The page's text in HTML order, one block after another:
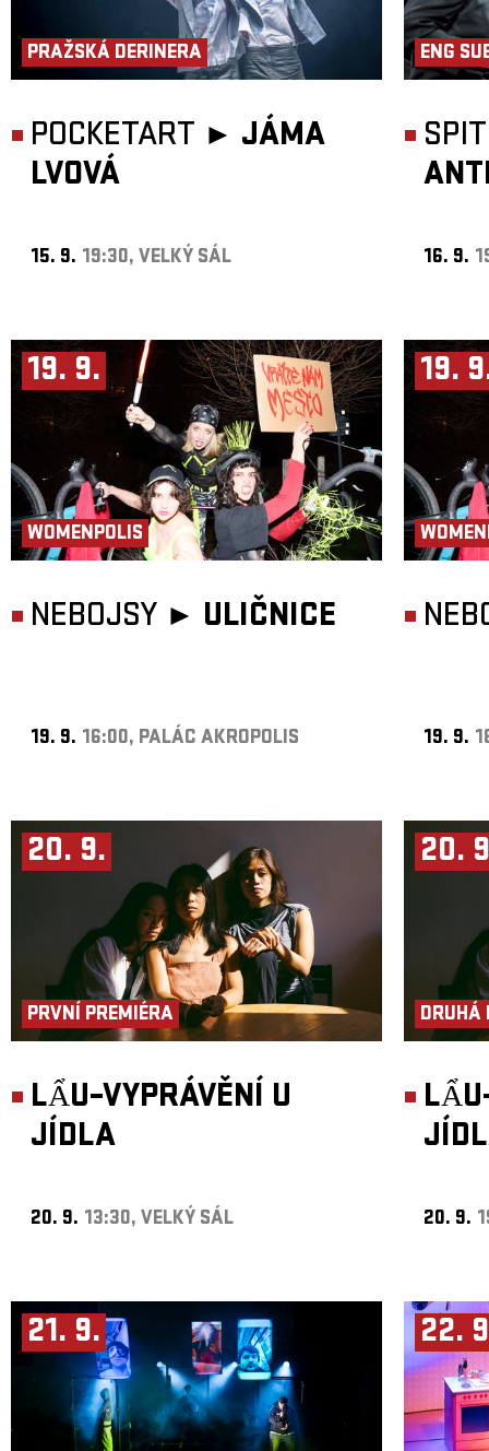
PRAŽSKÁ DERINERA
POCKETART ► JÁMA
LVOVÁ
15. 9. 19:30, VELKÝ SÁL
ENG
16. 9.
19. 9.
WOMENPOLIS
NEBOJSY ► ULIČNICE
19. 9. 16:00, PALÁC AKROPOLIS
19.
19. 9.
20. 9.
PRVNÍ PREMIÉRA
LẨU–VYPRÁVĚNÍ U
JÍDLA
20. 9. 13:30, VELKÝ SÁL
20.
DRUHÁ
20. 9.
21. 9. 22.